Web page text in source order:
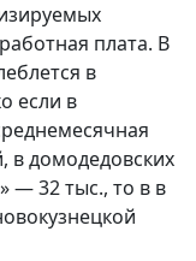
плата. В
в
если в
в домодедовских
— 32 тыс., то в в